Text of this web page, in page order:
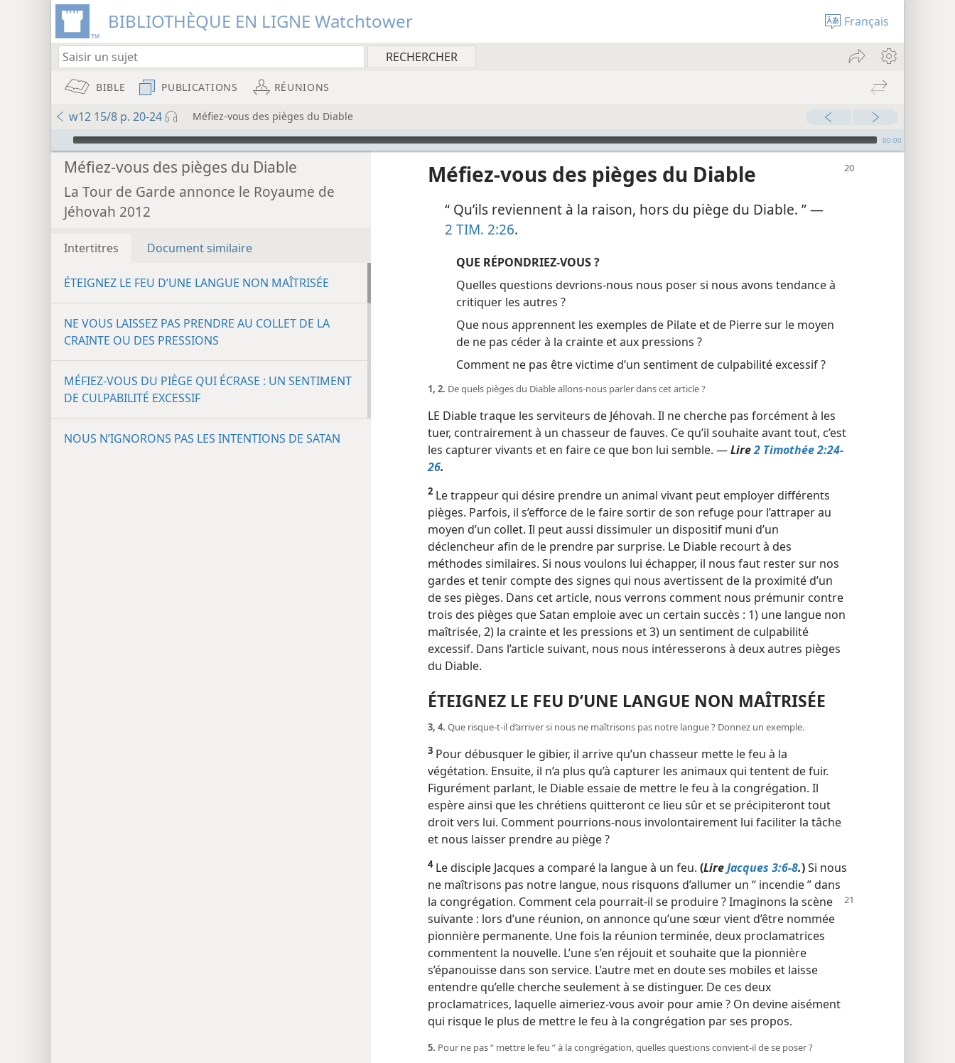
BIBLIOTHÈQUE EN LIGNE Watchtower Français
BIBLE PUBLICATIONS RÉUNIONS
w12 15/8 p. 20-24 Méfiez-vous des pièges du Diable
Audio Player 00:00
Méfiez-vous des pièges du Diable
La Tour de Garde annonce le Royaume de
Jéhovah 2012
Intertitres Document similaire
ÉTEIGNEZ LE FEU D’UNE LANGUE NON MAÎTRISÉE
NE VOUS LAISSEZ PAS PRENDRE AU COLLET DE LA
CRAINTE OU DES PRESSIONS
MÉFIEZ-​VOUS DU PIÈGE QUI ÉCRASE : UN SENTIMENT
DE CULPABILITÉ EXCESSIF
NOUS N’IGNORONS PAS LES INTENTIONS DE SATAN
Méfiez-​vous des pièges du Diable
“ Qu’ils reviennent à la raison, hors du piège du Diable. ” —
2 TIM. 2:26.
QUE RÉPONDRIEZ-​VOUS ?
Quelles questions devrions-​nous nous poser si nous avons tendance à
critiquer les autres ?
Que nous apprennent les exemples de Pilate et de Pierre sur le moyen
de ne pas céder à la crainte et aux pressions ?
Comment ne pas être victime d’un sentiment de culpabilité excessif ?
1, 2. De quels pièges du Diable allons-​nous parler dans cet article ?
LE Diable traque les serviteurs de Jéhovah. Il ne cherche pas forcément à les
tuer, contrairement à un chasseur de fauves. Ce qu’il souhaite avant tout, c’est
les capturer vivants et en faire ce que bon lui semble. —Lire2 Timothée 2:24-
26.
2 Le trappeur qui désire prendre un animal vivant peut employer différents
pièges. Parfois, il s’efforce de le faire sortir de son refuge pour l’attraper au
moyen d’un collet. Il peut aussi dissimuler un dispositif muni d’un
déclencheur afin de le prendre par surprise. Le Diable recourt à des
méthodes similaires. Si nous voulons lui échapper, il nous faut rester sur nos
gardes et tenir compte des signes qui nous avertissent de la proximité d’un
de ses pièges. Dans cet article, nous verrons comment nous prémunir contre
trois des pièges que Satan emploie avec un certain succès : 1) une langue non
maîtrisée, 2) la crainte et les pressions et 3) un sentiment de culpabilité
excessif. Dans l’article suivant, nous nous intéresserons à deux autres pièges
du Diable.
ÉTEIGNEZ LE FEU D’UNE LANGUE NON MAÎTRISÉE
3, 4. Que risque-​t-​il d’arriver si nous ne maîtrisons pas notre langue ? Donnez un exemple.
3 Pour débusquer le gibier, il arrive qu’un chasseur mette le feu à la
végétation. Ensuite, il n’a plus qu’à capturer les animaux qui tentent de fuir.
Figurément parlant, le Diable essaie de mettre le feu à la congrégation. Il
espère ainsi que les chrétiens quitteront ce lieu sûr et se précipiteront tout
droit vers lui. Comment pourrions-​nous involontairement lui faciliter la tâche
et nous laisser prendre au piège ?
4Le disciple Jacques a comparé la langue à un feu. (LireJacques 3:6-8.)Si nous
ne maîtrisons pas notre langue, nous risquons d’allumer un “ incendie ” dans
la congrégation. Comment cela pourrait-​il se produire ? Imaginons la scène
suivante : lors d’une réunion, on annonce qu’une sœur vient d’être nommée
pionnière permanente. Une fois la réunion terminée, deux proclamatrices
commentent la nouvelle. L’une s’en réjouit et souhaite que la pionnière
s’épanouisse dans son service. L’autre met en doute ses mobiles et laisse
entendre qu’elle cherche seulement à se distinguer. De ces deux
proclamatrices, laquelle aimeriez-​vous avoir pour amie ? On devine aisément
qui risque le plus de mettre le feu à la congrégation par ses propos.
5. Pour ne pas “ mettre le feu ” à la congrégation, quelles questions convient-​il de se poser ?